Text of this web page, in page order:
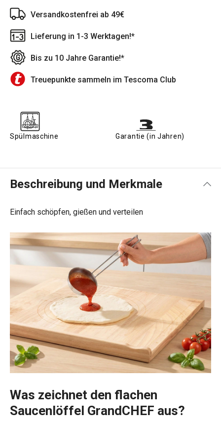
Versandkostenfrei ab 49€
Lieferung in 1-3 Werktagen!*
Bis zu 10 Jahre Garantie!*
Treuepunkte sammeln im Tescoma Club
Spülmaschine Garantie (in Jahren)
Beschreibung und Merkmale
Einfach schöpfen, gießen und verteilen
Was zeichnet den flachen
Saucenlöffel GrandCHEF aus?